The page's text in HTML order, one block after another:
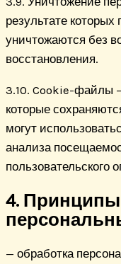
результате
уничтожаются без
восстановления.
3.10. Cookie-файлы
которые
могут
анализа
пользовательского
4.
— обработка